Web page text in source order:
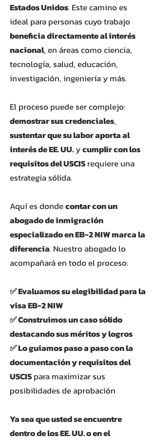
Estados Unidos. Este camino es
ideal para personas cuyo trabajo
beneficia directamente al interés
nacional, en áreas como ciencia,
tecnología, salud, educación,
investigación, ingeniería y más.
El proceso puede ser complejo:
demostrar sus credenciales,
sustentar que su labor aporta al
interés de EE. UU.ycumplir con los
requisitos del USCISrequiere una
estrategia sólida.
Aquí es dondecontar con un
abogado de inmigración
especializado en EB-2 NIW marca la
diferencia. Nuestro abogado lo
acompañará en todo el proceso:
✅ Evaluamos su elegibilidad para la
visa EB-2 NIW
✅ Construimos un caso sólido
destacando sus méritos y logros
✅ Lo guiamos paso a paso con la
documentación y requisitos del
USCISpara maximizar sus
posibilidades de aprobación
Ya sea que usted se encuentre
dentro de los EE. UU. o en el